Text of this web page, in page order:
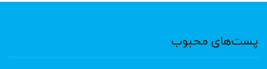
پست‌های محبوب